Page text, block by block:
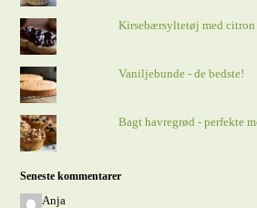
Kirsebærsyltetøj med
Vaniljebunde - de bedste!
Bagt havregrød - perfekte
Seneste kommentarer
Anja